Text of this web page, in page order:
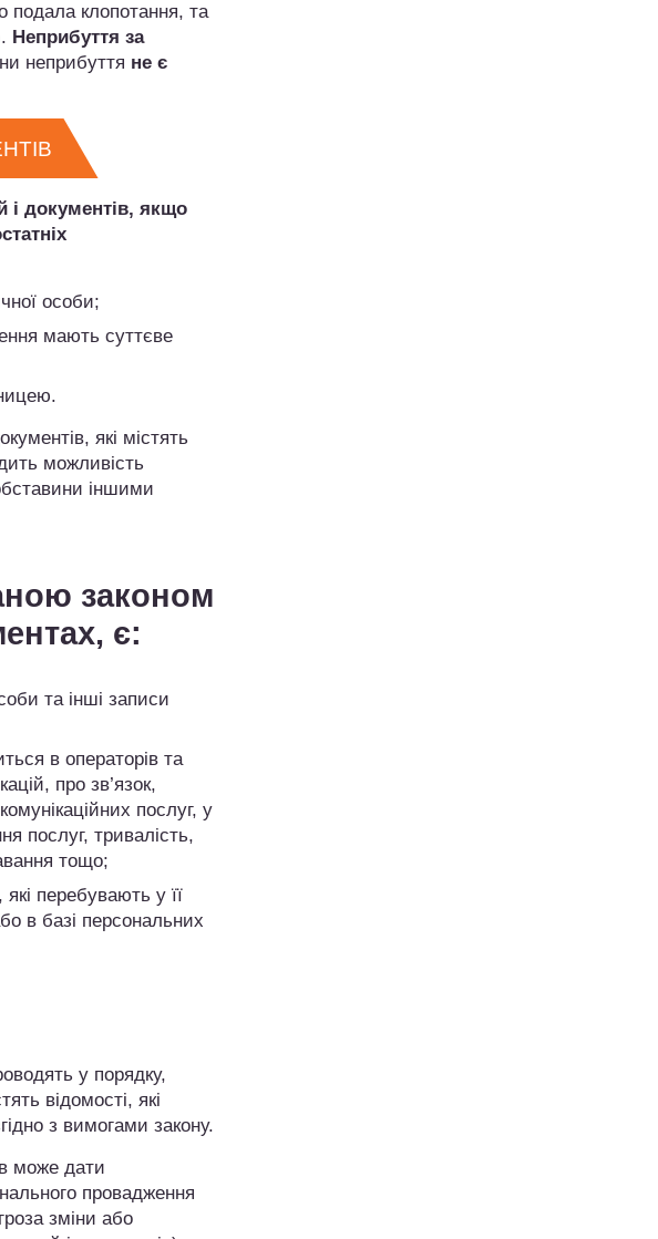
подала клопотання, та
Неприбуття за
неприбуття не є
і документів, якщо
особи;
мають суттєве
які містять
можливість
іншими
законом
є:
та інші записи
в операторів та
про зв’язок,
послуг, у
послуг, тривалість,
тощо;
перебувають у її
в базі персональних
у порядку,
відомості, які
з вимогами закону.
може дати
провадження
зміни або